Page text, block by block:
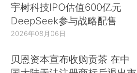
宇树科技IPO估值600亿元
DeepSeek参与战略配售
2026年08月06日
贝恩资本宣布收购贡茶 在中